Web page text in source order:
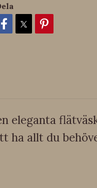
eleganta
ha allt du